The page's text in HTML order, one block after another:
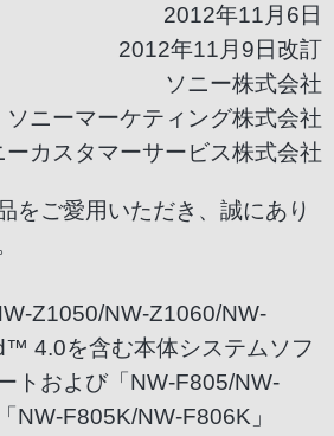
2012年11月6日
2012年11月9日改訂
ソニー株式会社
ソニーマーケティング株式会社
ーカスタマーサービス株式会社
をご愛用いただき、誠にあり
Z1050/NW-Z1060/NW-
4.0を含む本体システムソフ
トおよび「NW-F805/NW-
NW-F805K/NW-F806K」